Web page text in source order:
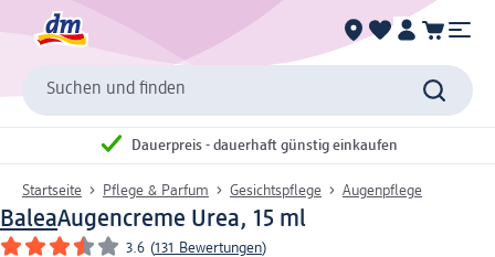
Suchen und finden
Dauerpreis - dauerhaft günstig einkaufen
Startseite Pflege & Parfum Gesichtspflege Augenpflege
BaleaAugencreme Urea, 15 ml
3.6 (131 Bewertungen)